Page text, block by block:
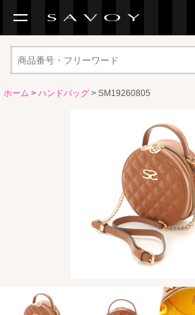
ホーム > ハンドバッグ > SM19260805